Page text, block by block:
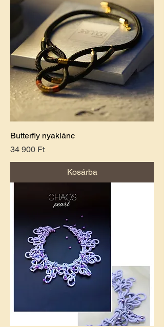
Butterfly nyaklánc
Ár
34 900 Ft
Kosárba